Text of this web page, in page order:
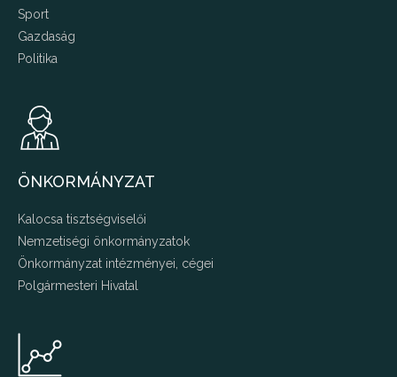
Sport
Gazdaság
Politika
ÖNKORMÁNYZAT
Kalocsa tisztségviselői
Nemzetiségi önkormányzatok
Önkormányzat intézményei, cégei
Polgármesteri Hivatal